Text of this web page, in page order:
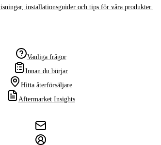
installationsguider och tips för våra produkter.
Vanliga frågor
Innan du börjar
Hitta återförsäljare
Aftermarket Insights